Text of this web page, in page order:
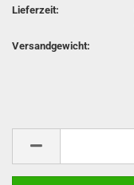
Lieferzeit:
Versandgewicht: